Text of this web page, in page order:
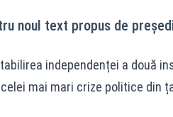
noul text propus de
independenței a două
mai mari crize politice din